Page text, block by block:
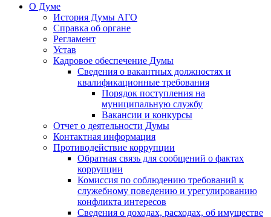
О Думе
История Думы АГО
Справка об органе
Регламент
Устав
Кадровое обеспечение Думы
Сведения о вакантных должностях и
квалификационные требования
Порядок поступления на
муниципальную службу
Вакансии и конкурсы
Отчет о деятельности Думы
Контактная информация
Противодействие коррупции
Обратная связь для сообщений о фактах
коррупции
Комиссия по соблюдению требований к
служебному поведению и урегулированию
конфликта интересов
Сведения о доходах, расходах, об имуществе